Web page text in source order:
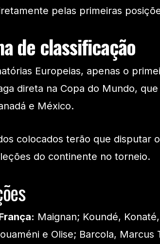
pelas primeiras
de classificação
Europeias, apenas o
direta na Copa do Mundo,
e México.
colocados terão que disputar
do continente no torneio.
Maignan; Koundé,
e Olise; Barcola,